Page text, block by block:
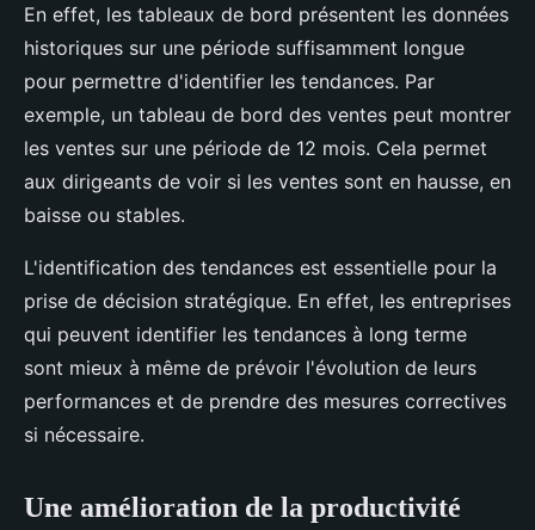
En effet, les tableaux de bord présentent les données
historiques sur une période suffisamment longue
pour permettre d'identifier les tendances. Par
exemple, un tableau de bord des ventes peut montrer
les ventes sur une période de 12 mois. Cela permet
aux dirigeants de voir si les ventes sont en hausse, en
baisse ou stables.
L'identification des tendances est essentielle pour la
prise de décision stratégique. En effet, les entreprises
qui peuvent identifier les tendances à long terme
sont mieux à même de prévoir l'évolution de leurs
performances et de prendre des mesures correctives
si nécessaire.
Une amélioration de la productivité